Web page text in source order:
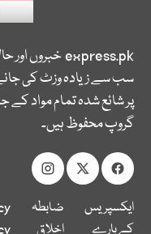
express.pkخبروں اور
سب سے زیادہ وزٹ کی
پر شائع شدہ تمام مواد
گروپ محفوظ ہیں۔
ایکسپریس
کے بارے
ضابطہ
اخلاق